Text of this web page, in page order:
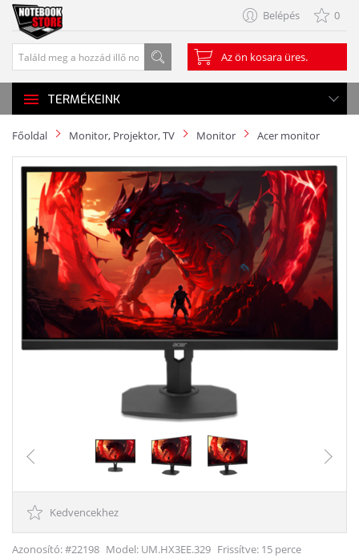
Belépés 0
Az ön kosara üres.
TERMÉKEINK
Főoldal Monitor, Projektor, TV Monitor Acer monitor
Kedvencekhez
Azonosító: #22198 Model: UM.HX3EE.329 Frissítve: 15 perce